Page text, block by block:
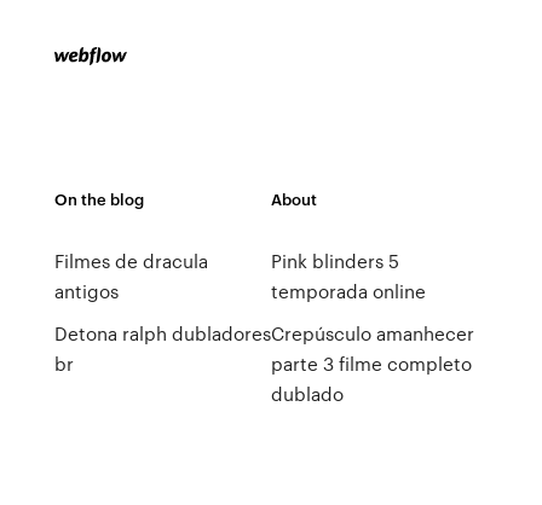
On the blog
Filmes de dracula
antigos
Detona ralph dubladores
br
About
Pink blinders 5
temporada online
Crepúsculo amanhecer
parte 3 filme completo
dublado